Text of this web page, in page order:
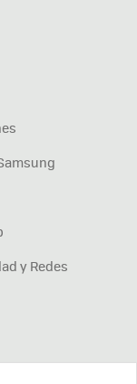
y Redes